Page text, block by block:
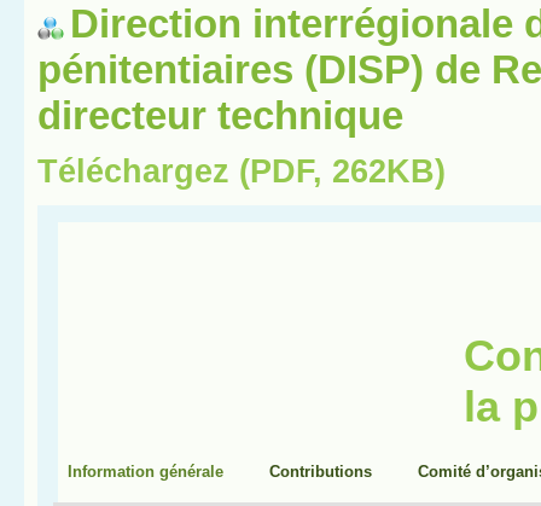
Direction interrégionale
pénitentiaires (DISP) de
directeur technique
Téléchargez (PDF, 262KB)